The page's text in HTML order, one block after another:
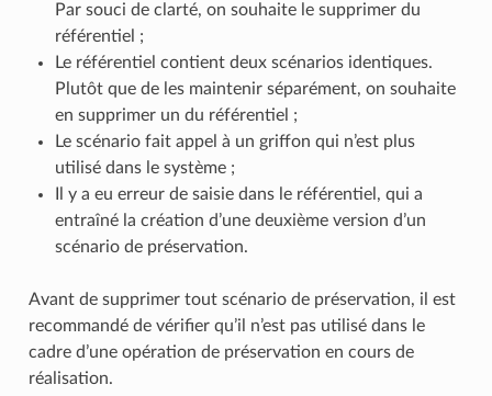
Par souci de clarté, on souhaite le supprimer du
référentiel ;
Le référentiel contient deux scénarios identiques.
Plutôt que de les maintenir séparément, on souhaite
en supprimer un du référentiel ;
Le scénario fait appel à un griffon qui n’est plus
utilisé dans le système ;
Il y a eu erreur de saisie dans le référentiel, qui a
entraîné la création d’une deuxième version d’un
scénario de préservation.
Avant de supprimer tout scénario de préservation, il est
recommandé de vérifier qu’il n’est pas utilisé dans le
cadre d’une opération de préservation en cours de
réalisation.